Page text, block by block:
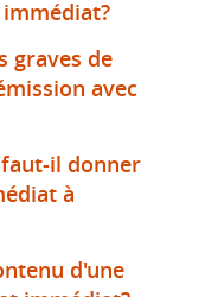
graves de
avec
il donner
à
d'une